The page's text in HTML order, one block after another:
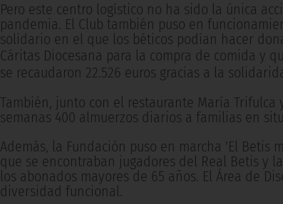
Pero este centro logístico no ha sido la única
pandemia. El Club también puso en
solidario en el que los béticos podían hacer
Cáritas Diocesana para la compra de comida y
se recaudaron 22.526 euros gracias a la
También, junto con el restaurante María
semanas 400 almuerzos diarios a familias en
Además, la Fundación puso en marcha 'El Betis
que se encontraban jugadores del Real Betis y
los abonados mayores de 65 años. El Área de
diversidad funcional.